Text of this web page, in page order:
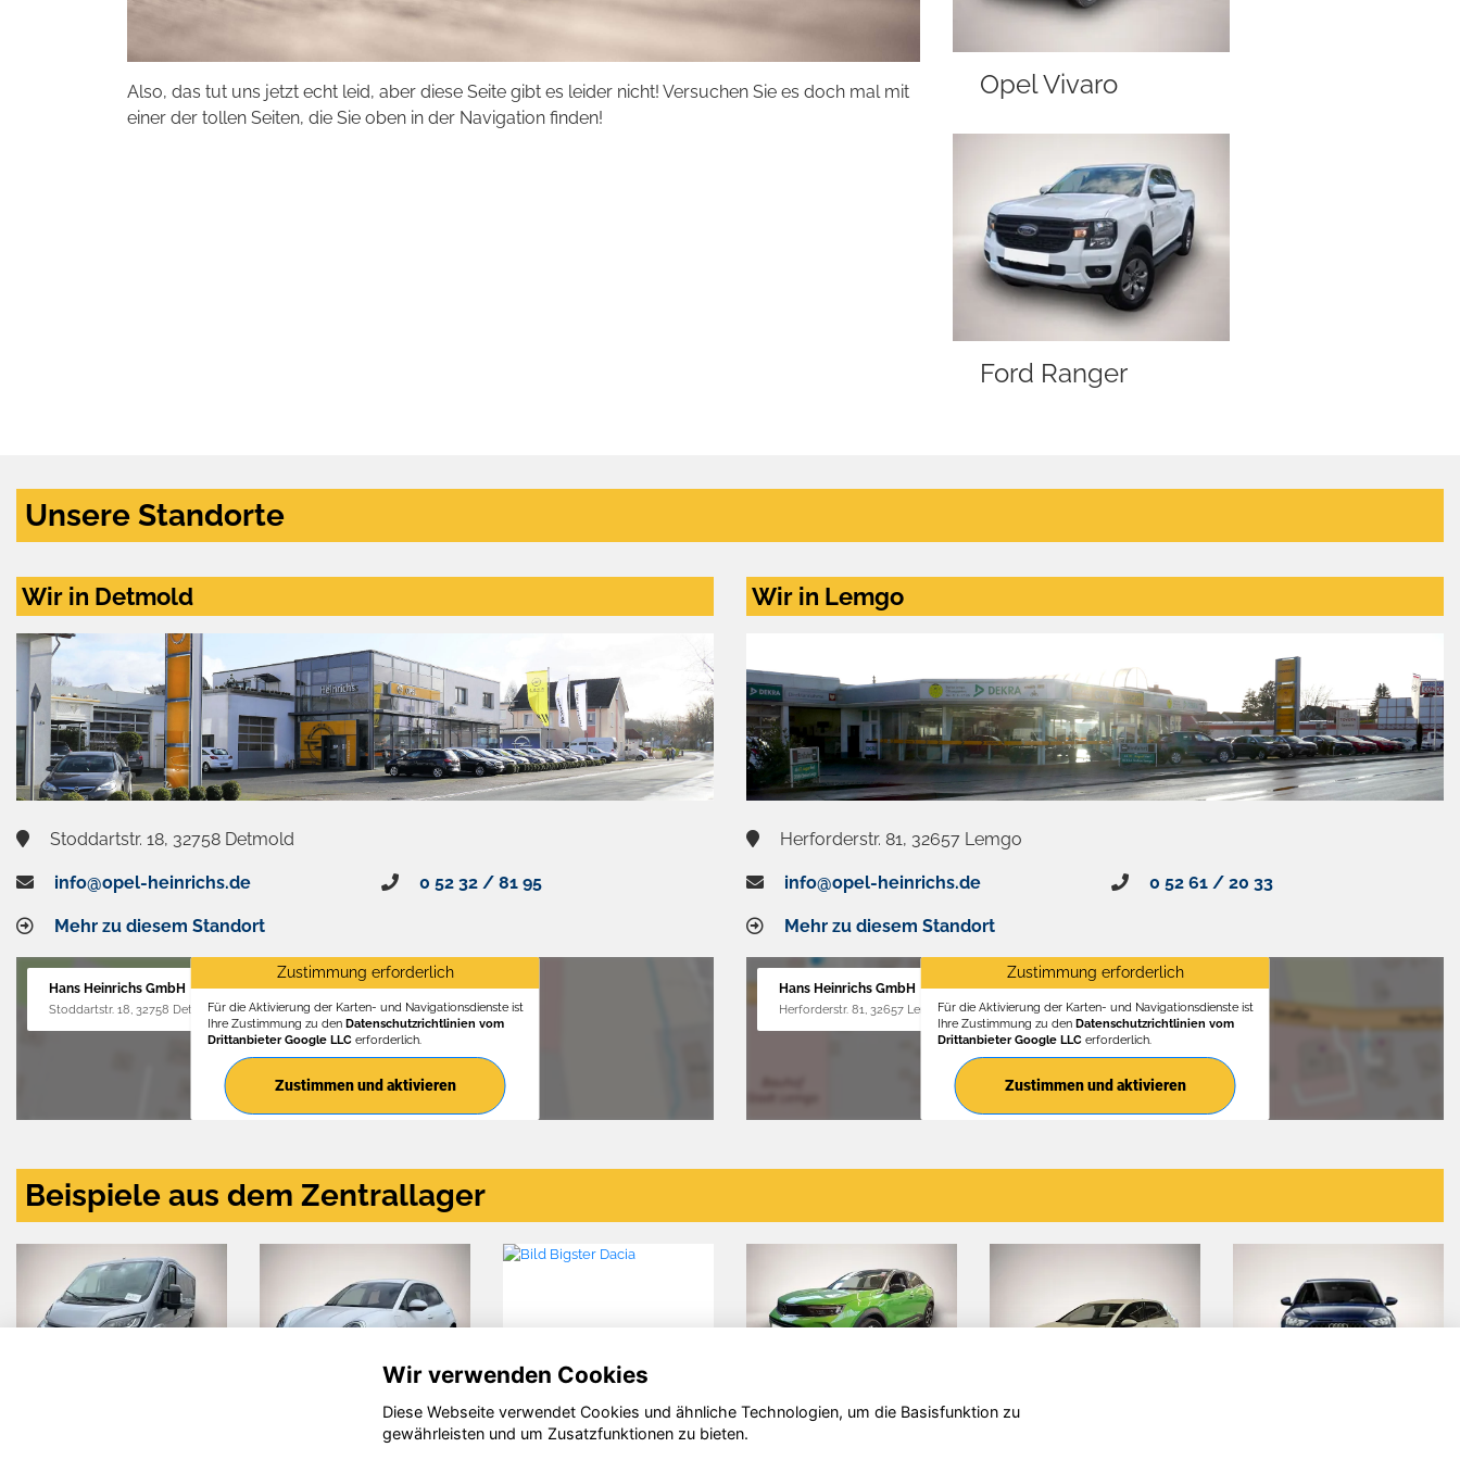
Also, das tut uns jetzt echt leid, aber diese Seite gibt es leider nicht! Versuchen Sie es doch mal mit
einer der tollen Seiten, die Sie oben in der Navigation finden!
Opel Vivaro
Ford Ranger
Unsere Standorte
Wir in Detmold
Stoddartstr. 18, 32758 Detmold
info@opel-heinrichs.de 0 52 32 / 81 95
Mehr zu diesem Standort
Hans Heinrichs GmbH
Stoddartstr. 18, 32758 Detmold
Zustimmung erforderlich
Für die Aktivierung der Karten- und Navigationsdienste ist
Ihre Zustimmung zu den Datenschutzrichtlinien vom
Drittanbieter Google LLCerforderlich.
Zustimmen und aktivieren
Wir in Lemgo
Herforderstr. 81, 32657 Lemgo
info@opel-heinrichs.de 0 52 61 / 20 33
Mehr zu diesem Standort
Hans Heinrichs GmbH
Herforderstr. 81, 32657 Lemgo
Zustimmung erforderlich
Für die Aktivierung der Karten- und Navigationsdienste ist
Ihre Zustimmung zu den Datenschutzrichtlinien vom
Drittanbieter Google LLCerforderlich.
Zustimmen und aktivieren
Beispiele aus dem Zentrallager
Opel Mokka- Volkswagen
Golf
Audi A1
Wir verwenden Cookies
Diese Webseite verwendet Cookies und ähnliche Technologien, um die Basisfunktion zu
gewährleisten und um Zusatzfunktionen zu bieten.